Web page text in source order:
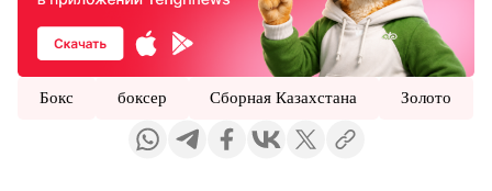
Бокс боксер Сборная Казахстана Золото